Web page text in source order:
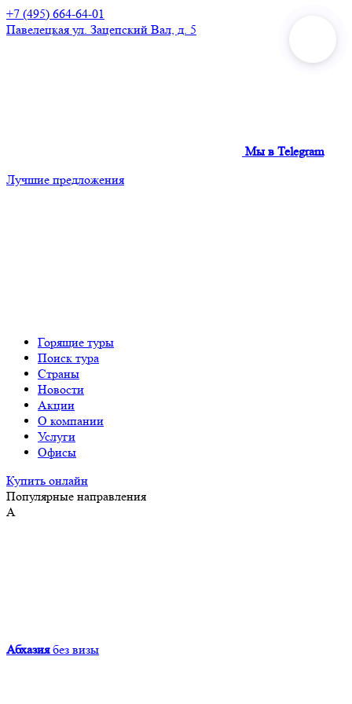
+7 (495) 664-64-01
Павелецкая ул. Зацепский Вал, д. 5
Мы в Telegram
Лучшие предложения
Горящие туры
Поиск тура
Страны
Новости
Акции
О компании
Услуги
Офисы
Купить онлайн
Популярные направления
А
Абхазия без визы